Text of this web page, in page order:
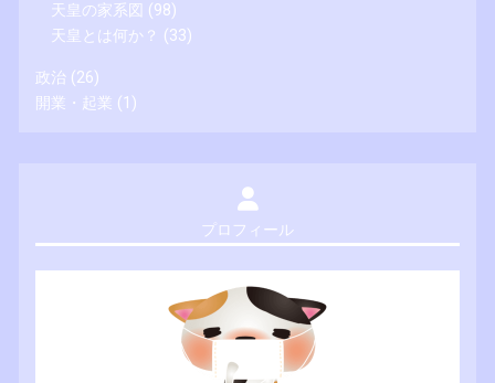
天皇の家系図 (98)
天皇とは何か？ (33)
政治 (26)
開業・起業 (1)
プロフィール